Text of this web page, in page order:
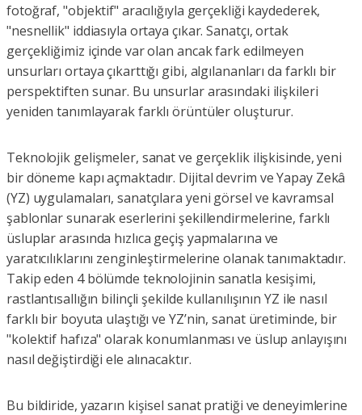
fotoğraf, "objektif" aracılığıyla gerçekliği kaydederek,
"nesnellik" iddiasıyla ortaya çıkar. Sanatçı, ortak
gerçekliğimiz içinde var olan ancak fark edilmeyen
unsurları ortaya çıkarttığı gibi, algılananları da farklı bir
perspektiften sunar. Bu unsurlar arasındaki ilişkileri
yeniden tanımlayarak farklı örüntüler oluşturur.
Teknolojik gelişmeler, sanat ve gerçeklik ilişkisinde, yeni
bir döneme kapı açmaktadır. Dijital devrim ve Yapay Zekâ
(YZ) uygulamaları, sanatçılara yeni görsel ve kavramsal
şablonlar sunarak eserlerini şekillendirmelerine, farklı
üsluplar arasında hızlıca geçiş yapmalarına ve
yaratıcılıklarını zenginleştirmelerine olanak tanımaktadır.
Takip eden 4 bölümde teknolojinin sanatla kesişimi,
rastlantısallığın bilinçli şekilde kullanılışının YZ ile nasıl
farklı bir boyuta ulaştığı ve YZ’nin, sanat üretiminde, bir
"kolektif hafıza" olarak konumlanması ve üslup anlayışını
nasıl değiştirdiği ele alınacaktır.
Bu bildiride, yazarın kişisel sanat pratiği ve deneyimlerine